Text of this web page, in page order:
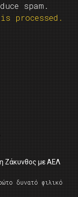
spam.
processed.
Ζάκυνθος με ΑΕΛ
δυνατό φιλικό